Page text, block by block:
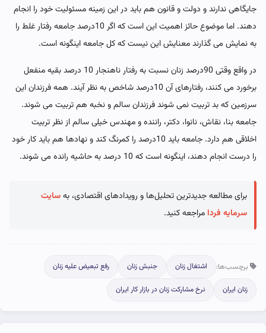
جایگاهی ندارند و دولت و قانون هم باید در این زمینه مسئولیت خود را انجام
دهند. اما موضوع حائز اهمیت این است که اگر 10درصد جامعه رفتار غلط را
به نمایش می گذارند معنایش این نیست که کل جامعه اینگونه است.
در واقع وقتی 90درصد زنان نسبت به رفتار ناهنجار 10 درصد بقیه منفعل
برخورد می کنند، رفتارهای آن 10درصد شاخص به نظر آیند. همه فرزندان این
سرزمین که بد تربیت نمی شوند فرزندان سالم و نخبه هم تربیت می شوند.
جامعه بنا، نقاش، نانوا، دکتر، راننده و مهندس خیلی سالم از نظر تربیت
اخلاقی هم دارد. جامعه باید 10درصد را کمرنگ کند و نهادها هم باید کار خود
را درست انجام دهند، اینگونه است که 10 درصد به حاشیه رانده می شوند.
برای مطالعه جدیدترین تحلیل‌ها و رویدادهای اقتصادی، بهسایت
سرمایه فردا مراجعه کنید.
برچسب‌ها: اشتغال زنان جنبش زنان رفع تبعیض علیه زنان
زنان ایران نرخ مشارکت زنان در بازار کار ایران